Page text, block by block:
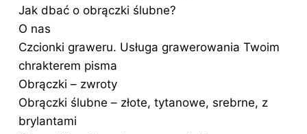
Jak dbać o obrączki ślubne?
O nas
Czcionki graweru. Usługa grawerowania Twoim
chrakterem pisma
Obrączki – zwroty
Obrączki ślubne – złote, tytanowe, srebrne, z
brylantami